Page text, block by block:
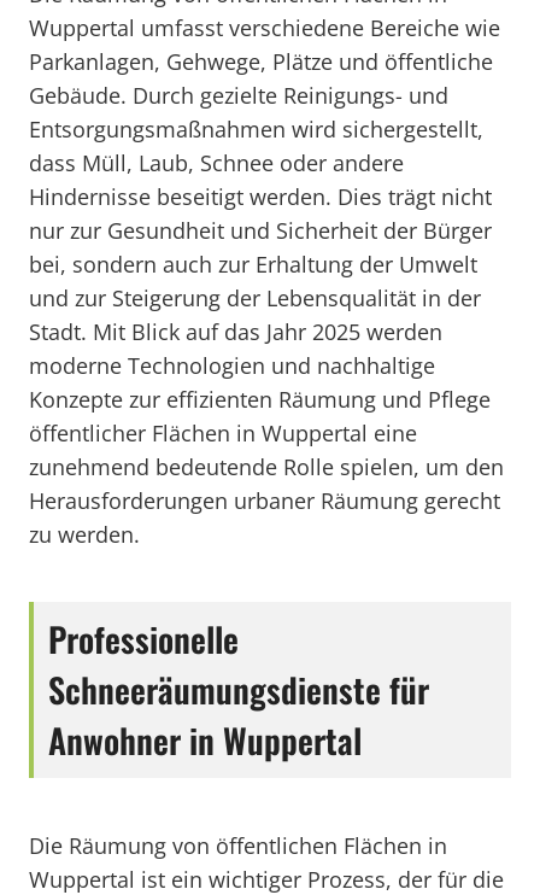
Wuppertal umfasst verschiedene Bereiche wie
Parkanlagen, Gehwege, Plätze und öffentliche
Gebäude. Durch gezielte Reinigungs- und
Entsorgungsmaßnahmen wird sichergestellt,
dass Müll, Laub, Schnee oder andere
Hindernisse beseitigt werden. Dies trägt nicht
nur zur Gesundheit und Sicherheit der Bürger
bei, sondern auch zur Erhaltung der Umwelt
und zur Steigerung der Lebensqualität in der
Stadt. Mit Blick auf das Jahr 2025 werden
moderne Technologien und nachhaltige
Konzepte zur effizienten Räumung und Pflege
öffentlicher Flächen in Wuppertal eine
zunehmend bedeutende Rolle spielen, um den
Herausforderungen urbaner Räumung gerecht
zu werden.
Professionelle
Schneeräumungsdienste für
Anwohner in Wuppertal
Die Räumung von öffentlichen Flächen in
Wuppertal ist ein wichtiger Prozess, der für die